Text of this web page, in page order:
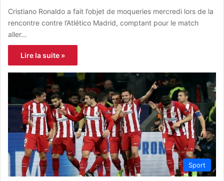
Cristiano Ronaldo a fait l’objet de moqueries mercredi lors de la
rencontre contre l’Atlético Madrid, comptant pour le match
aller…
Lire la suite »
Sport